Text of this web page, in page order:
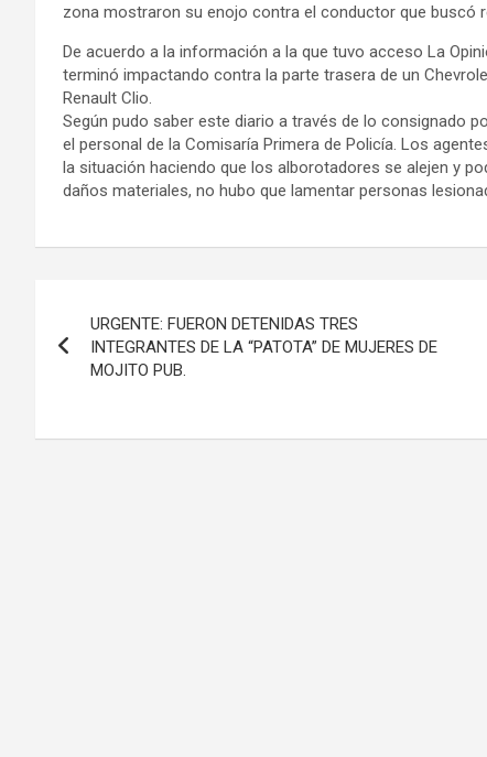
zona mostraron su enojo contra el conductor que buscó
De acuerdo a la información a la que tuvo acceso La
terminó impactando contra la parte trasera de un
Renault Clio.
Según pudo saber este diario a través de lo consignado
el personal de la Comisaría Primera de Policía. Los
la situación haciendo que los alborotadores se alejen y
daños materiales, no hubo que lamentar personas
de
URGENTE: FUERON DETENIDAS TRES
INTEGRANTES DE LA “PATOTA” DE MUJERES DE
MOJITO PUB.